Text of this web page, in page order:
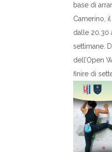
base di
Camerino,
dalle 20.30
settimane.
dell’Open
finire di